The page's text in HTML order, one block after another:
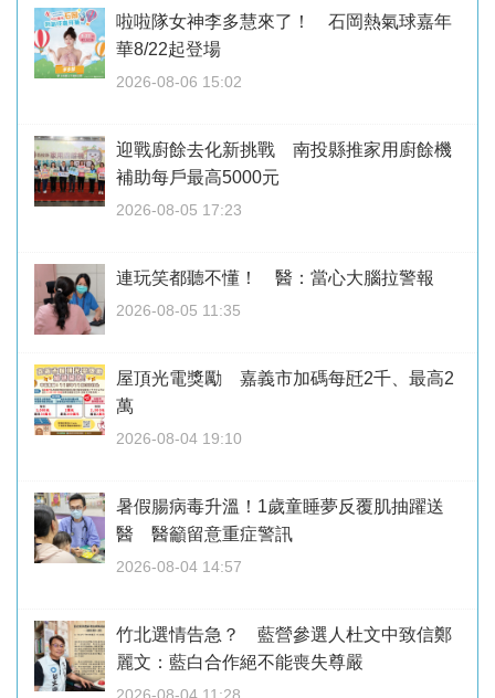
啦啦隊女神李多慧來了！ 石岡熱氣球嘉年
華8/22起登場
2026-08-06 15:02
迎戰廚餘去化新挑戰 南投縣推家用廚餘機
補助每戶最高5000元
2026-08-05 17:23
連玩笑都聽不懂！ 醫：當心大腦拉警報
2026-08-05 11:35
屋頂光電獎勵 嘉義市加碼每瓩2千、最高2
萬
2026-08-04 19:10
暑假腸病毒升溫！1歲童睡夢反覆肌抽躍送
醫 醫籲留意重症警訊
2026-08-04 14:57
竹北選情告急？ 藍營參選人杜文中致信鄭
麗文：藍白合作絕不能喪失尊嚴